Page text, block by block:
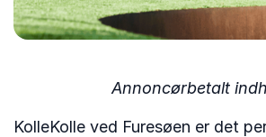
Annoncørbetalt
KolleKolle ved Furesøen er det